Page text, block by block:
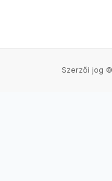
Szerzői jog